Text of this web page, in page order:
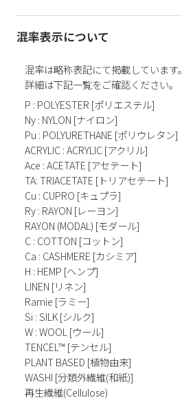
混率表示について
混率は略称表記にて掲載しています。
詳細は下記一覧をご確認ください。
P : POLYESTER [ポリエステル]
Ny : NYLON [ナイロン]
Pu : POLYURETHANE [ポリウレタン]
ACRYLIC : ACRYLIC [アクリル]
Ace : ACETATE [アセテート]
TA: TRIACETATE [トリアセテート]
Cu : CUPRO [キュプラ]
Ry : RAYON [レーヨン]
RAYON (MODAL) [モダール]
C : COTTON [コットン]
Ca : CASHMERE [カシミア]
H : HEMP [ヘンプ]
LINEN [リネン]
Ramie [ラミー]
Si : SILK [シルク]
W : WOOL [ウール]
TENCEL™ [テンセル]
PLANT BASED [植物由来]
WASHI [分類外繊維(和紙)]
再生繊維(Cellulose)